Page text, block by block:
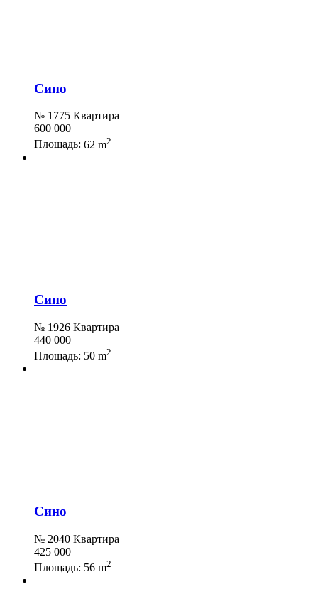
Сино
№ 1775 Квартира
600 000
Площадь: 62 m2
Сино
№ 1926 Квартира
440 000
Площадь: 50 m2
Сино
№ 2040 Квартира
425 000
Площадь: 56 m2